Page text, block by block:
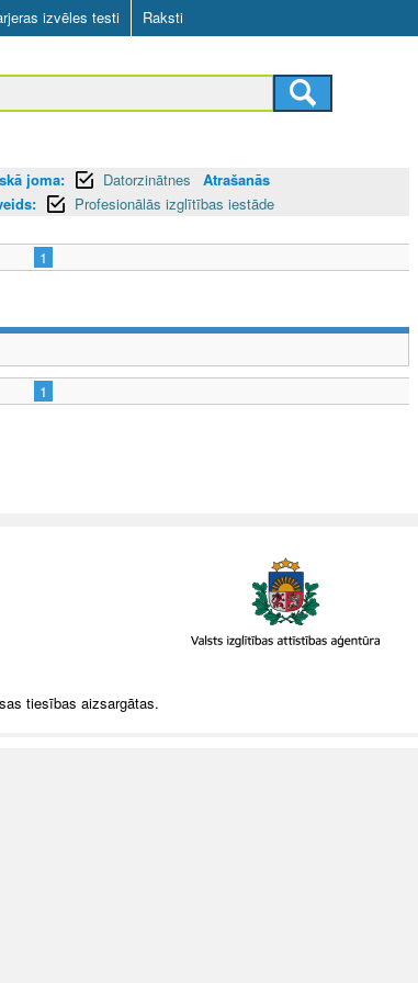
izvēles testi Raksti
joma: Datorzinātnes
Atrašanās
Profesionālās izglītības iestāde
1
1
tiesības aizsargātas.